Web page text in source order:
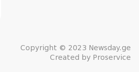
Copyright © 2023 Newsday.ge
Created by Proservice